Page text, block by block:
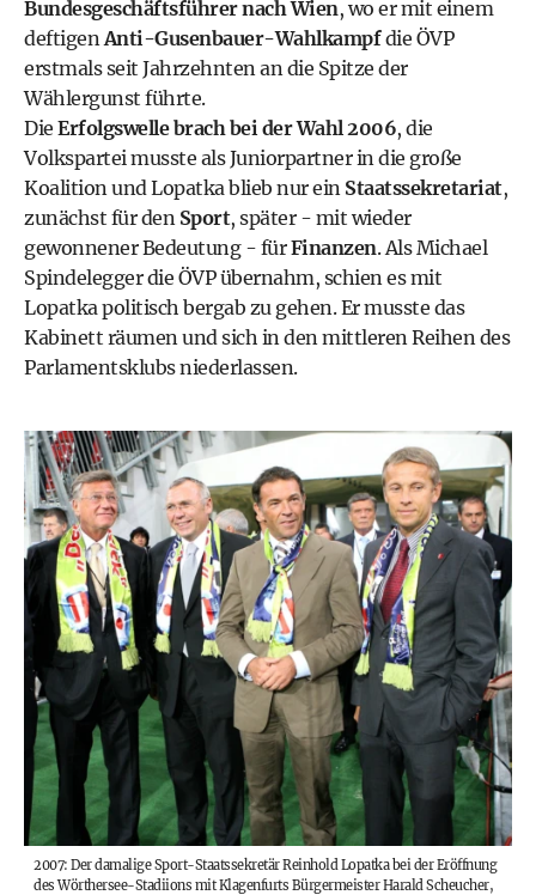
Bundesgeschäftsführer nach Wien, wo er mit einem
deftigenAnti-Gusenbauer-Wahlkampfdie ÖVP
erstmals seit Jahrzehnten an die Spitze der
Wählergunst führte.
Die Erfolgswelle brach bei der Wahl 2006, die
Volkspartei musste als Juniorpartner in die große
Koalition und Lopatka blieb nur ein Staatssekretariat,
zunächst für den Sport, später - mit wieder
gewonnener Bedeutung - fürFinanzen. Als Michael
Spindelegger die ÖVP übernahm, schien es mit
Lopatka politisch bergab zu gehen. Er musste das
Kabinett räumen und sich in den mittleren Reihen des
Parlamentsklubs niederlassen.
2007: Der damalige Sport-Staatssekretär Reinhold Lopatka bei der Eröffnung
des Wörthersee-Stadiions mit Klagenfurts Bürgermeister Harald Scheucher,